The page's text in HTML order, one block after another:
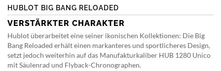
HUBLOT BIG BANG RELOADED
VERSTÄRKTER CHARAKTER
Hublot überarbeitet eine seiner ikonischen Kollektionen: Die Big
Bang Reloaded erhält einen markanteres und sportlicheres Design,
setzt jedoch weiterhin auf das Manufakturkaliber HUB 1280 Unico
mit Säulenrad und Flyback-Chronographen.